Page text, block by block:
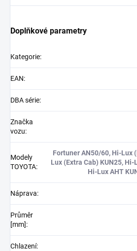
Doplňkové parametry
Kategorie:
EAN:
DBA série:
Značka
vozu:
Modely
TOYOTA:
Fortuner AN50/60, Hi-Lux
Lux (Extra Cab) KUN25,
Hi-Lux AHT
Náprava:
Průměr
[mm]:
Chlazení: